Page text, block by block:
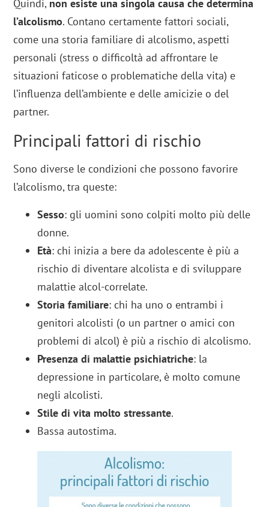
Quindi, non esiste una singola causa che determina
l’alcolismo. Contano certamente fattori sociali,
come una storia familiare di alcolismo, aspetti
personali (stress o difficoltà ad affrontare le
situazioni faticose o problematiche della vita) e
l’influenza dell’ambiente e delle amicizie o del
partner.
Principali fattori di rischio
Sono diverse le condizioni che possono favorire
l’alcolismo, tra queste:
Sesso: gli uomini sono colpiti molto più delle
donne.
Età: chi inizia a bere da adolescente è più a
rischio di diventare alcolista e di sviluppare
malattie alcol-correlate.
Storia familiare: chi ha uno o entrambi i
genitori alcolisti (o un partner o amici con
problemi di alcol) è più a rischio di alcolismo.
Presenza di malattie psichiatriche: la
depressione in particolare, è molto comune
negli alcolisti.
Stile di vita molto stressante.
Bassa autostima.